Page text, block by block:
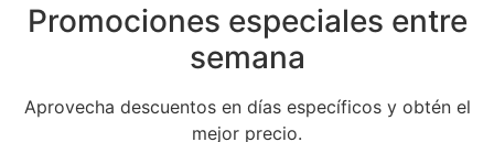
Promociones especiales entre
semana
Aprovecha descuentos en días específicos y obtén el
mejor precio.